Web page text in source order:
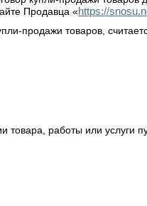
Продавца «https://
продажи товаров,
товара, работы или услуги